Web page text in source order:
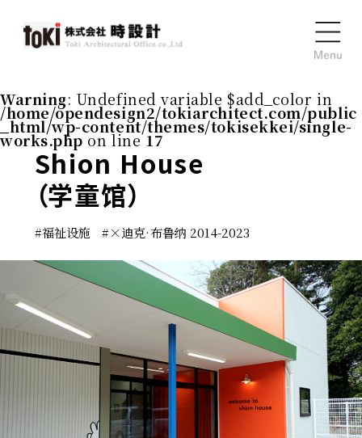
Warning: Undefined variable $add_color in
/home/opendesign2/tokiarchitect.com/public
_html/wp-content/themes/tokisekkei/single-
works.php on line17
Shion House
（学童馆）
#福祉设施 #×迪克·布鲁纳 2014-2023